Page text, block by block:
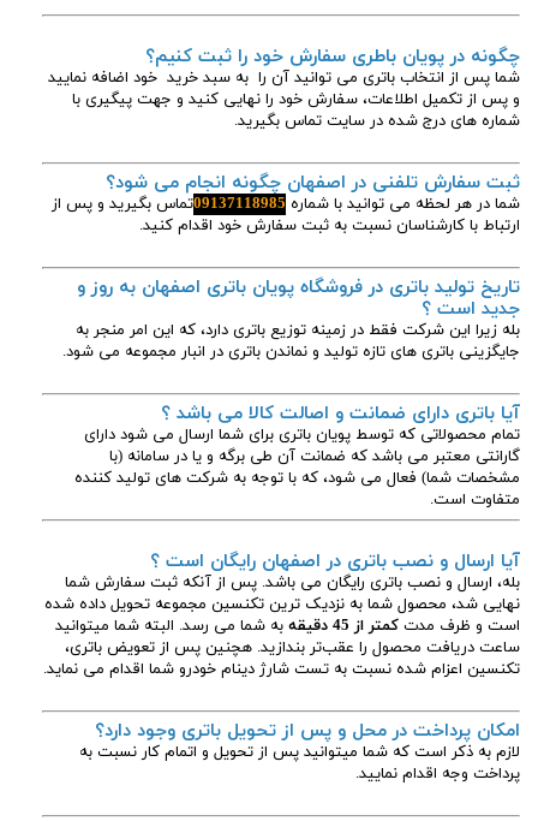
چگونه در پویان باطری سفارش خود را ثبت کنیم؟
شما پس از انتخاب باتری می توانید آن را به سبد خرید خود اضافه نمایید
و پس از تکمیل اطلاعات، سفارش خود را نهایی کنید و جهت پیگیری با
شماره های درج شده در سایت تماس بگیرید.
ثبت سفارش تلفنی در اصفهان چگونه انجام می شود؟
شما در هر لحظه می توانید با شماره 09137118985تماس بگیرید و پس از
ارتباط با کارشناسان نسبت به ثبت سفارش خود اقدام کنید.
تاریخ تولید باتری در فروشگاه پویان باتری اصفهان به روز و
جدید است ؟
بله زیرا این شرکت فقط در زمینه توزیع باتری دارد، که این امر منجر به
جایگزینی باتری های تازه تولید و نماندن باتری در انبار مجموعه می شود.
آیا باتری دارای ضمانت و اصالت کالا می باشد ؟
تمام محصولاتی که توسط پویان باتری برای شما ارسال می شود دارای
گارانتی معتبر می باشد که ضمانت آن طی برگه و یا در سامانه (با
مشخصات شما) فعال می شود، که با توجه به شرکت های تولید کننده
متفاوت است.
آیا ارسال و نصب باتری در اصفهان رایگان است ؟
بله، ارسال و نصب باتری رایگان می باشد. پس از آنکه ثبت سفارش شما
نهایی شد، محصول شما به نزدیک ترین تکنسین مجموعه تحویل داده شده
است و ظرف مدت کمتر از 45 دقیقه
به شما می رسد. البته شما میتوانید
ساعت دریافت محصول را عقب‌تر بندازید. هچنین پس از تعویض باتری،
تکنسین اعزام شده نسبت به تست شارژ دینام خودرو شما اقدام می نماید.
امکان پرداخت در محل و پس از تحویل باتری وجود دارد؟
لازم به ذکر است که شما میتوانید پس از تحویل و اتمام کار نسبت به
پرداخت وجه اقدام نمایید.